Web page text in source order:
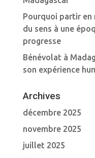
Pourquoi partir en
du sens à une
progresse
Bénévolat à
son expérience
Archives
décembre 2025
novembre 2025
juillet 2025